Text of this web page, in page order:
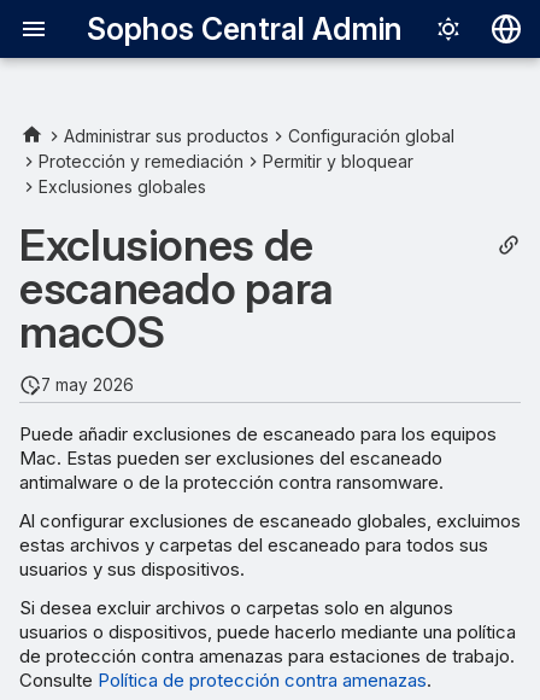
Sophos Central Admin
English
中文（繁體）
Reglas de exclusión
Ejemplos
Administrar sus productos
Configuración global
Protección y remediación
Permitir y bloquear
Exclusiones globales
Exclusiones de
escaneado para
macOS
7 may 2026
Puede añadir exclusiones de escaneado para los equipos
Mac. Estas pueden ser exclusiones del escaneado
antimalware o de la protección contra ransomware.
Al configurar exclusiones de escaneado globales, excluimos
estas archivos y carpetas del escaneado para todos sus
usuarios y sus dispositivos.
Si desea excluir archivos o carpetas solo en algunos
usuarios o dispositivos, puede hacerlo mediante una política
de protección contra amenazas para estaciones de trabajo.
Consulte Política de protección contra amenazas.